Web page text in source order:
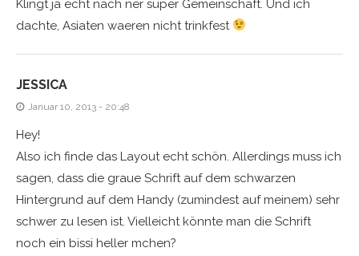
Klingt ja echt nach ner super Gemeinschaft. Und ich
dachte, Asiaten waeren nicht trinkfest
JESSICA
Januar 10, 2013 - 20:48
Hey!
Also ich finde das Layout echt schön. Allerdings muss ich
sagen, dass die graue Schrift auf dem schwarzen
Hintergrund auf dem Handy (zumindest auf meinem) sehr
schwer zu lesen ist. Vielleicht könnte man die Schrift
noch ein bissi heller mchen?